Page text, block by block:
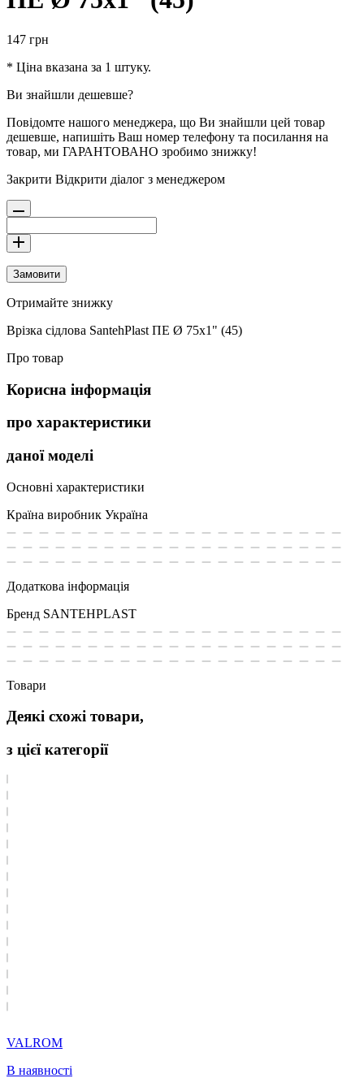
147 грн
* Ціна вказана за 1 штуку.
Ви знайшли дешевше?
Повідомте нашого менеджера, що Ви знайшли цей товар
дешевше, напишіть Ваш номер телефону та посилання на
товар, ми ГАРАНТОВАНО зробимо знижку!
Закрити Відкрити діалог з менеджером
Замовити
Отримайте знижку
Врізка сідлова SantehPlast ПЕ Ø 75x1" (45)
Про товар
Корисна інформація
про характеристики
даної моделі
Основні характеристики
Країна виробник Україна
Додаткова інформація
Бренд SANTEHPLAST
Товари
Деякі схожі товари,
з цієї категорії
VALROM
В наявності